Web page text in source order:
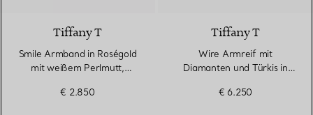
Tiffany T
Smile Armband in Roségold
mit weißem Perlmutt,
€ 2.850
Tiffany T
Wire Armreif mit
Diamanten und Türkis in
€ 6.250